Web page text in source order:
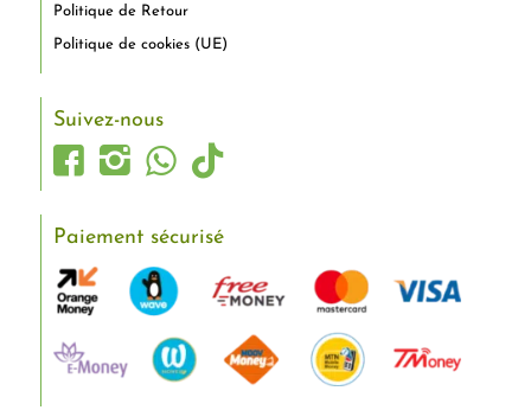
Politique de Retour
Politique de cookies (UE)
Suivez-nous
Paiement sécurisé